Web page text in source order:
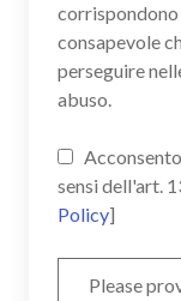
corrispondono
consapevole
perseguire
abuso.
sensi dell'art.
Policy]
Please